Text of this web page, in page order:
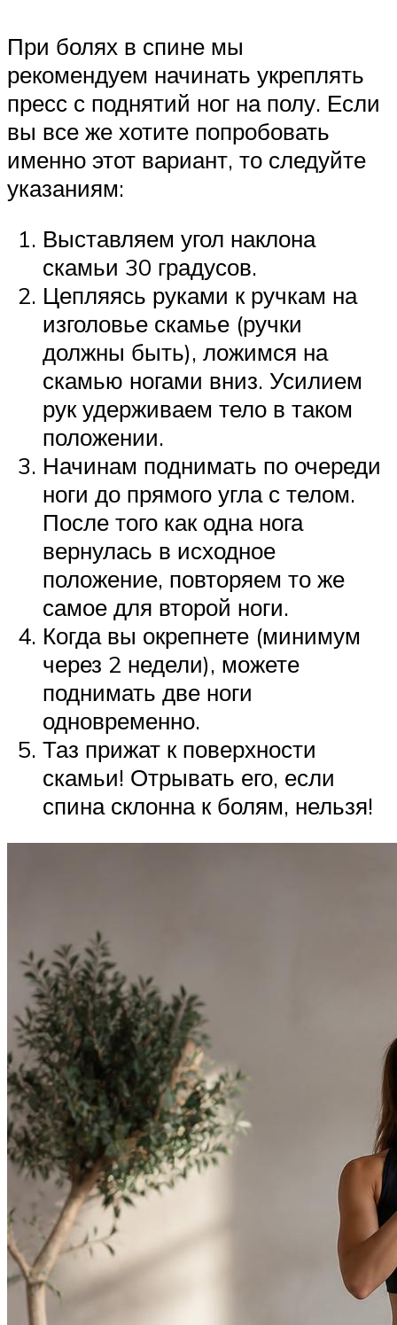
При болях в спине мы
рекомендуем начинать укреплять
пресс с поднятий ног на полу. Если
вы все же хотите попробовать
именно этот вариант, то следуйте
указаниям:
Выставляем угол наклона
скамьи 30 градусов.
Цепляясь руками к ручкам на
изголовье скамье (ручки
должны быть), ложимся на
скамью ногами вниз. Усилием
рук удерживаем тело в таком
положении.
Начинам поднимать по очереди
ноги до прямого угла с телом.
После того как одна нога
вернулась в исходное
положение, повторяем то же
самое для второй ноги.
Когда вы окрепнете (минимум
через 2 недели), можете
поднимать две ноги
одновременно.
Таз прижат к поверхности
скамьи! Отрывать его, если
спина склонна к болям, нельзя!